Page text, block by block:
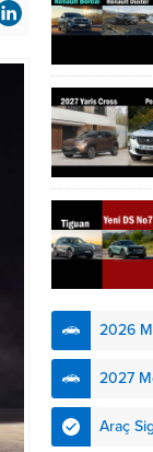
2026
2027
Araç